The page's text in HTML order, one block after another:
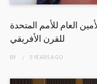
العام للأمم المتحدة
للقرن الأفريقي
BY 5 YEARSAGO